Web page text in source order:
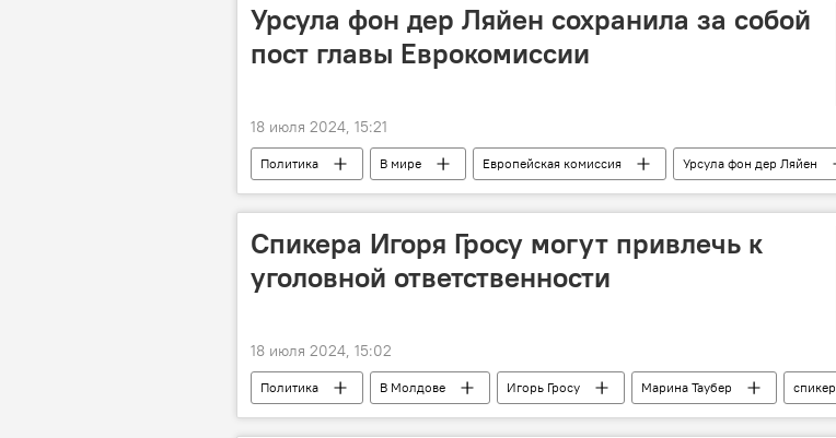
Урсула фон дер Ляйен сохранила за собой
пост главы Еврокомиссии
18 июля 2024, 15:21
Политика В мире Европейская комиссия Урсула фон дер Ляйен
Спикера Игоря Гросу могут привлечь к
уголовной ответственности
18 июля 2024, 15:02
Политика В Молдове Игорь Гросу Марина Таубер
спикер
прокуратура